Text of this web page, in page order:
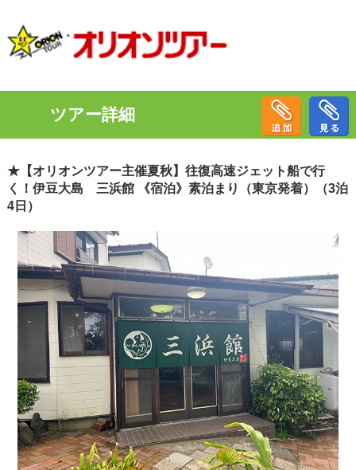
ツアー詳細
★【オリオンツアー主催夏秋】往復高速ジェット船で行
く！伊豆大島 三浜館 《宿泊》素泊まり（東京発着）（3泊
4日）